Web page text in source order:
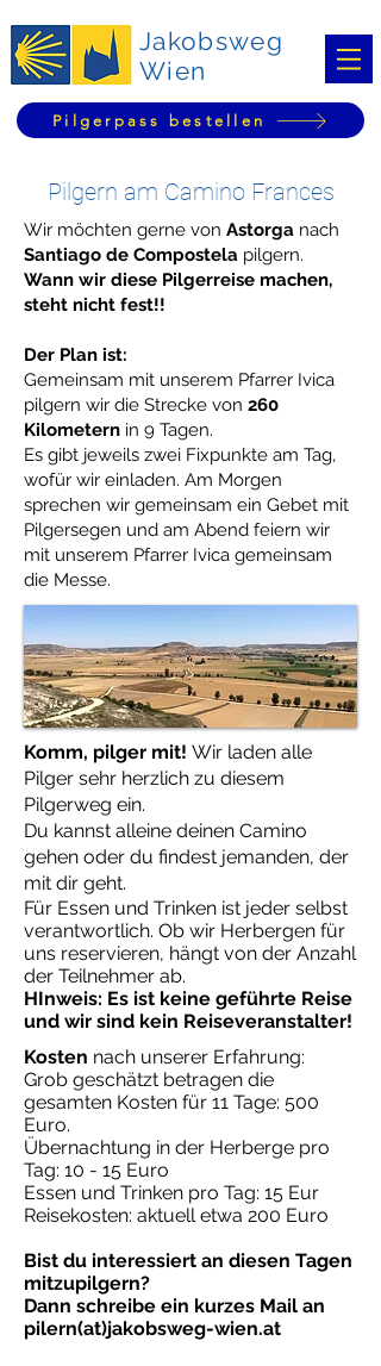
Jakobsweg
Wien
Pilgerpass bestellen
Pilgern am Camino Frances
Wir möchten gerne von Astorga nach
Santiago de Compostela pilgern.
Wann wir diese Pilgerreise machen,
steht nicht fest!!
Der Plan ist:
Gemeinsam mit unserem Pfarrer Ivica
pilgern wir die Strecke von 260
Kilometern in 9 Tagen.
Es gibt jeweils zwei Fixpunkte am Tag,
wofür wir einladen. Am Morgen
sprechen wir gemeinsam ein Gebet mit
Pilgersegen und am Abend feiern wir
mit unserem Pfarrer Ivica gemeinsam
die Messe.
Komm, pilger mit! Wir laden alle
Pilger sehr herzlich zu diesem
Pilgerweg ein.
Du kannst alleine deinen Camino
gehen oder du findest jemanden, der
mit dir geht.
Für Essen und Trinken ist jeder selbst
verantwortlich. Ob wir Herbergen für
uns reservieren, hängt von der Anzahl
der Teilnehmer ab.
HInweis: Es ist keine geführte Reise
und wir sind kein Reiseveranstalter!
Kosten nach unserer Erfahrung:
Grob geschätzt betragen die
gesamten Kosten für 11 Tage: 500
Euro.
Übernachtung in der Herberge pro
Tag: 10 - 15 Euro
Essen und Trinken pro Tag: 15 Eur
Reisekosten: aktuell etwa 200 Euro
Bist du interessiert an diesen Tagen
mitzupilgern?
Dann schreibe ein kurzes Mail an
pilern(at)jakobsweg-wien.at